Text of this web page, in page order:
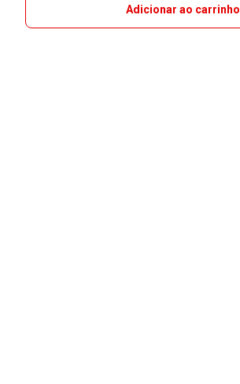
Adicionar ao carrinho